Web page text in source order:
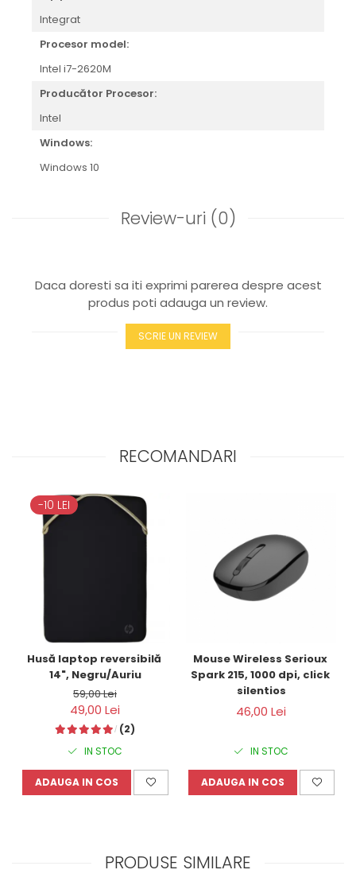
Integrat
Procesor model:
Intel i7-2620M
Producător Procesor:
Intel
Windows:
Windows 10
Review-uri (0)
Daca doresti sa iti exprimi parerea despre acest
produs poti adauga un review.
SCRIE UN REVIEW
RECOMANDARI
-10 LEI
Husă laptop reversibilă
14", Negru/Auriu
59,00 Lei
49,00 Lei
(2)
IN STOC
ADAUGA IN COS
Mouse Wireless Serioux
Spark 215, 1000 dpi, click
silentios
46,00 Lei
IN STOC
ADAUGA IN COS
PRODUSE SIMILARE